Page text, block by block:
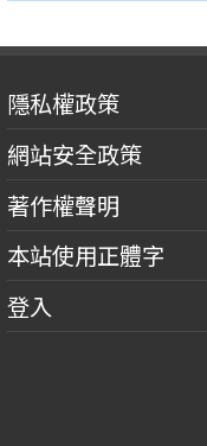
隱私權政策
網站安全政策
著作權聲明
本站使用正體字
登入